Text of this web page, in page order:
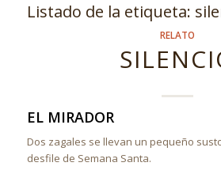
Listado de la etiqueta:
RELATO
EL MIRADOR
Dos zagales se llevan un pequeño
desfile de Semana Santa.